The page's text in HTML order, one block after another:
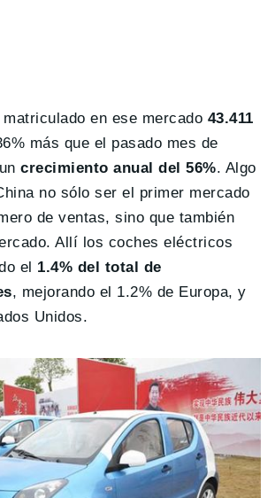
en ese mercado 43.411
más que el pasado mes de
crecimiento anual del 56%. Algo
no sólo ser el primer mercado
de ventas, sino que también
Allí los coches eléctricos
el 1.4% del total de
, mejorando el 1.2% de Europa, y
Unidos.